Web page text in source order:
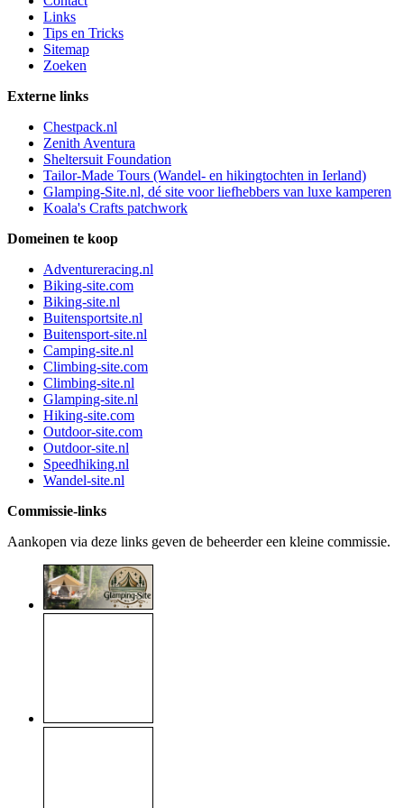
Links
Tips en Tricks
Sitemap
Zoeken
Externe links
Chestpack.nl
Zenith Aventura
Sheltersuit Foundation
Tailor-Made Tours (Wandel- en hikingtochten in Ierland)
Glamping-Site.nl, dé site voor liefhebbers van luxe kamperen
Koala's Crafts patchwork
Domeinen te koop
Adventureracing.nl
Biking-site.com
Biking-site.nl
Buitensportsite.nl
Buitensport-site.nl
Camping-site.nl
Climbing-site.com
Climbing-site.nl
Glamping-site.nl
Hiking-site.com
Outdoor-site.com
Outdoor-site.nl
Speedhiking.nl
Wandel-site.nl
Commissie-links
Aankopen via deze links geven de beheerder een kleine commissie.